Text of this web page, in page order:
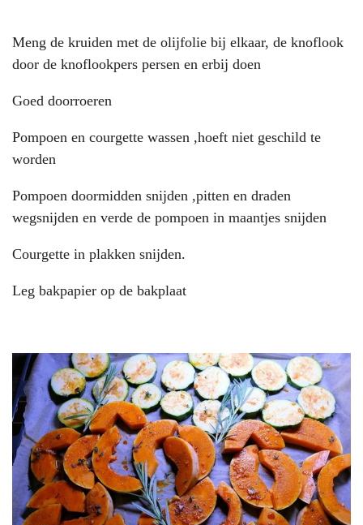
Meng de kruiden met de olijfolie bij elkaar, de knoflook
door de knoflookpers persen en erbij doen
Goed doorroeren
Pompoen en courgette wassen ,hoeft niet geschild te
worden
Pompoen doormidden snijden ,pitten en draden
wegsnijden en verde de pompoen in maantjes snijden
Courgette in plakken snijden.
Leg bakpapier op de bakplaat